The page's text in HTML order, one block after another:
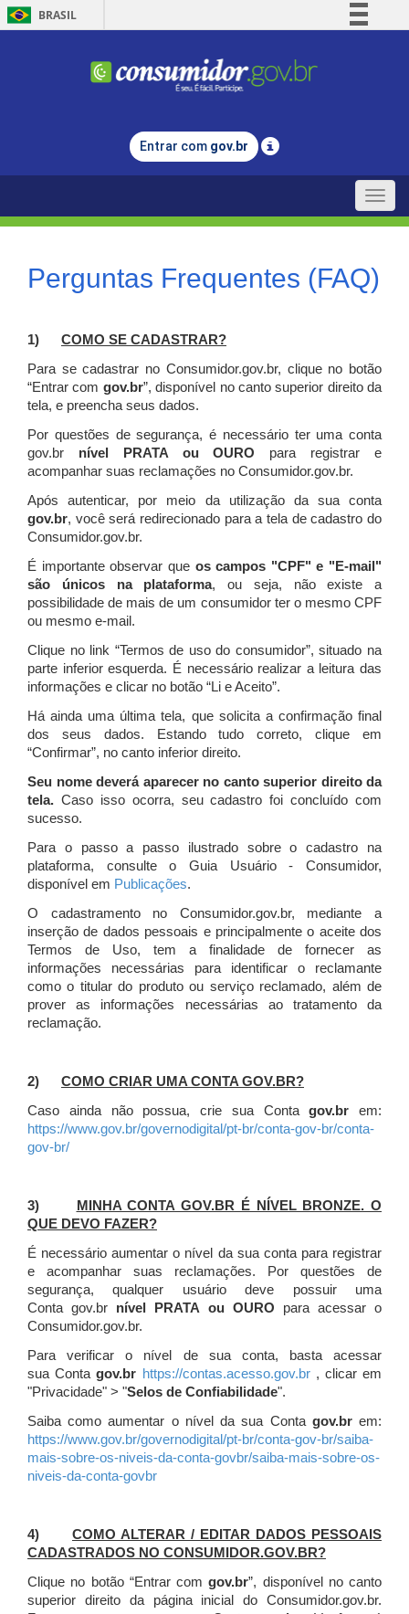
BRASIL
Comunica BR
Legislação
Entrar com gov.br
Toggle
Perguntas Frequentes (FAQ)
1) COMO SE CADASTRAR?
Para se cadastrar no Consumidor.gov.br, clique no botão
“Entrar com gov.br”, disponível no canto superior direito da
tela, e preencha seus dados.
Por questões de segurança, é necessário ter uma conta
gov.br nível PRATA ou OURO para registrar e
acompanhar suas reclamações no Consumidor.gov.br.
Após autenticar, por meio da utilização da sua conta
gov.br, você será redirecionado para a tela de cadastro do
Consumidor.gov.br.
É importante observar que os campos "CPF" e "E-mail"
são únicos na plataforma, ou seja, não existe a
possibilidade de mais de um consumidor ter o mesmo CPF
ou mesmo e-mail.
Clique no link “Termos de uso do consumidor”, situado na
parte inferior esquerda. É necessário realizar a leitura das
informações e clicar no botão “Li e Aceito”.
Há ainda uma última tela, que solicita a confirmação final
dos seus dados. Estando tudo correto, clique em
“Confirmar”, no canto inferior direito.
Seu nome deverá aparecer no canto superior direito da
tela. Caso isso ocorra, seu cadastro foi concluído com
sucesso.
Para o passo a passo ilustrado sobre o cadastro na
plataforma, consulte o Guia Usuário - Consumidor,
disponível em Publicações.
O cadastramento no Consumidor.gov.br, mediante a
inserção de dados pessoais e principalmente o aceite dos
Termos de Uso, tem a finalidade de fornecer as
informações necessárias para identificar o reclamante
como o titular do produto ou serviço reclamado, além de
prover as informações necessárias ao tratamento da
reclamação.
2) COMO CRIAR UMA CONTA GOV.BR?
Caso ainda não possua, crie sua Contagov.br em:
https://www.gov.br/governodigital/pt-br/conta-gov-br/conta-
gov-br/
3)
MINHA CONTA GOV.BR É NÍVEL BRONZE. O
QUE DEVO FAZER?
É necessário aumentar o nível da sua conta para registrar
e acompanhar suas reclamações. Por questões de
segurança, qualquer usuário deve possuir uma
Conta gov.br nível PRATA ou OURO para acessar o
Consumidor.gov.br.
Para verificar o nível de sua conta, basta acessar
sua Contagov.br https://contas.acesso.gov.br, clicar em
"Privacidade" > "Selos de Confiabilidade".
Saiba como aumentar o nível da sua Conta gov.brem:
https://www.gov.br/governodigital/pt-br/conta-gov-br/saiba-
mais-sobre-os-niveis-da-conta-govbr/saiba-mais-sobre-os-
niveis-da-conta-govbr
4) COMO ALTERAR / EDITAR DADOS PESSOAIS
CADASTRADOS NO CONSUMIDOR.GOV.BR?
Clique no botão “Entrar comgov.br”, disponível no canto
superior direito da página inicial do Consumidor.gov.br.